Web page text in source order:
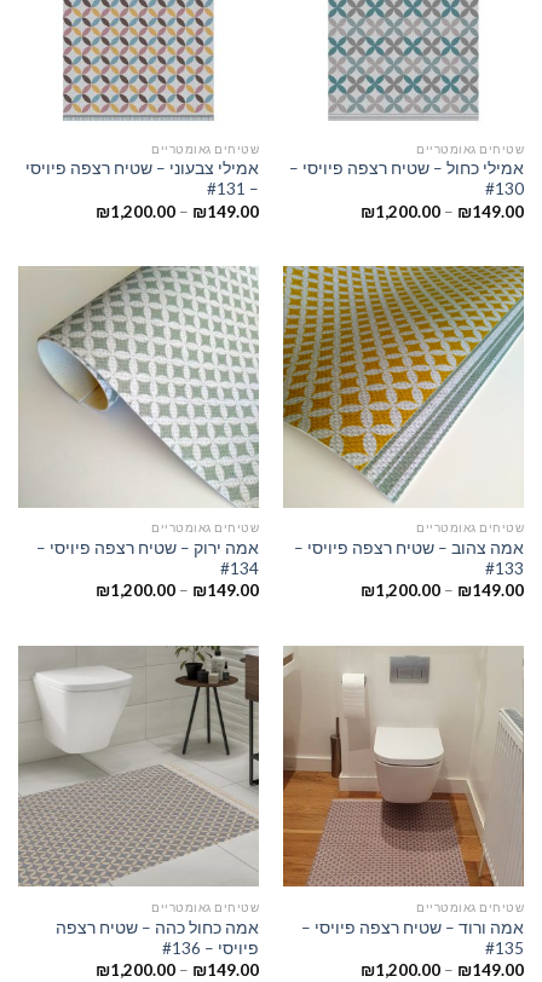
שטיחים גאומטריים
אמילי כחול – שטיח רצפה פיויסי –
#130
₪149.00
–
₪1,200.00
שטיחים גאומטריים
אמילי צבעוני – שטיח רצפה פיויסי
– #131
₪149.00
–
₪1,200.00
שטיחים גאומטריים
אמה צהוב – שטיח רצפה פיויסי –
#133
₪149.00
–
₪1,200.00
שטיחים גאומטריים
אמה ירוק – שטיח רצפה פיויסי –
#134
₪149.00
–
₪1,200.00
שטיחים גאומטריים
אמה ורוד – שטיח רצפה פיויסי –
#135
₪149.00
–
₪1,200.00
שטיחים גאומטריים
אמה כחול כהה – שטיח רצפה
פיויסי – #136
₪149.00
–
₪1,200.00